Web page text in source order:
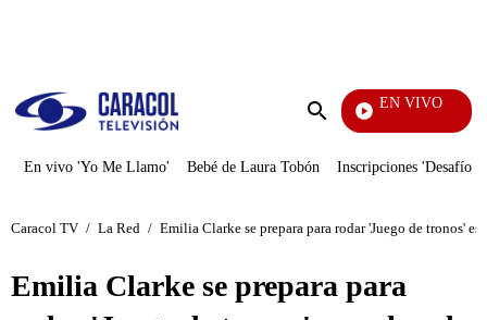
Enviar
EN VIVO
Yo Me Llamo
En vivo 'Yo Me Llamo' Bebé de Laura Tobón Inscripciones 'Desafío'
Caracol TV / La Red / Emilia Clarke se prepara para rodar 'Juego de tronos'
Emilia Clarke se prepara para